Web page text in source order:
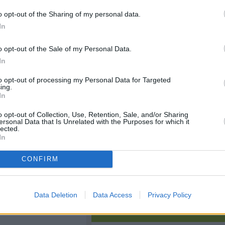
opt-out of the Sharing of my personal data.
opt-out of the Sale of my Personal Data.
opt-out of processing my Personal Data for Targeted
opt-out of Collection, Use, Retention, Sale, and/or Sharing
Data that Is Unrelated with the Purposes for which it
CONFIRM
Data Deletion Data Access Privacy Policy
wieder goldgelb
in ein feines Sieb
Backblech
backen.
Rezepte/
Rezepte/